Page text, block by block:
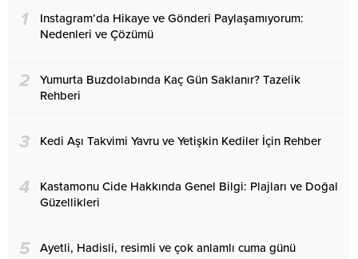
1
Instagram’da Hikaye ve Gönderi Paylaşamıyorum:
Nedenleri ve Çözümü
2
Yumurta Buzdolabında Kaç Gün Saklanır? Tazelik
Rehberi
3 Kedi Aşı Takvimi Yavru ve Yetişkin Kediler İçin Rehber
4
Kastamonu Cide Hakkında Genel Bilgi: Plajları ve Doğal
Güzellikleri
5
Ayetli, Hadisli, resimli ve çok anlamlı cuma günü